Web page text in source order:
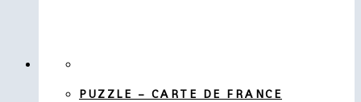
PUZZLE – CARTE DE FRANCE